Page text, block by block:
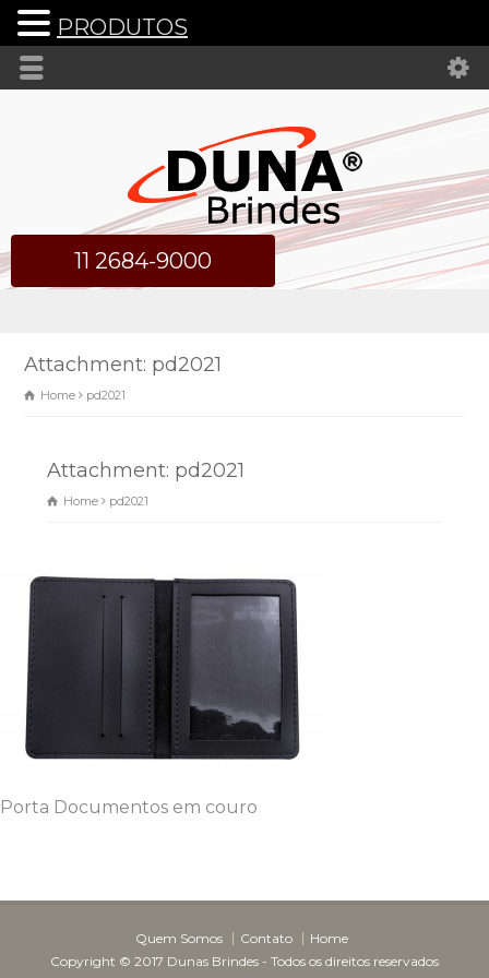
11 2684-9000
Attachment: pd2021
Home pd2021
Attachment: pd2021
Home pd2021
Porta Documentos em couro
Quem Somos Contato
Home
Copyright © 2017 Dunas Brindes - Todos os direitos reservados
PRODUTOS